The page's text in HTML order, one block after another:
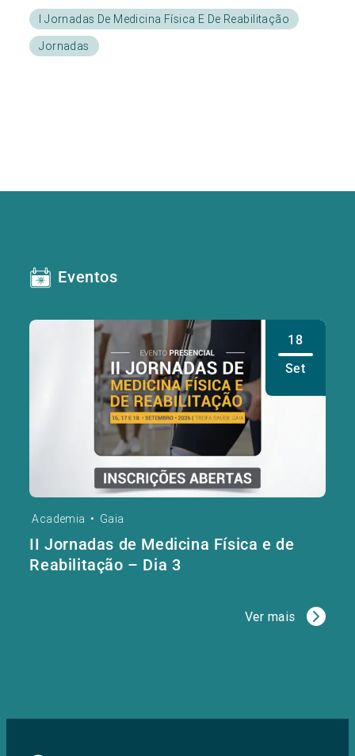
I Jornadas De Medicina Física E De Reabilitação
Jornadas
Eventos
18
Set
Academia • Gaia
II Jornadas de Medicina Física e de
Reabilitação – Dia 3
Ver mais